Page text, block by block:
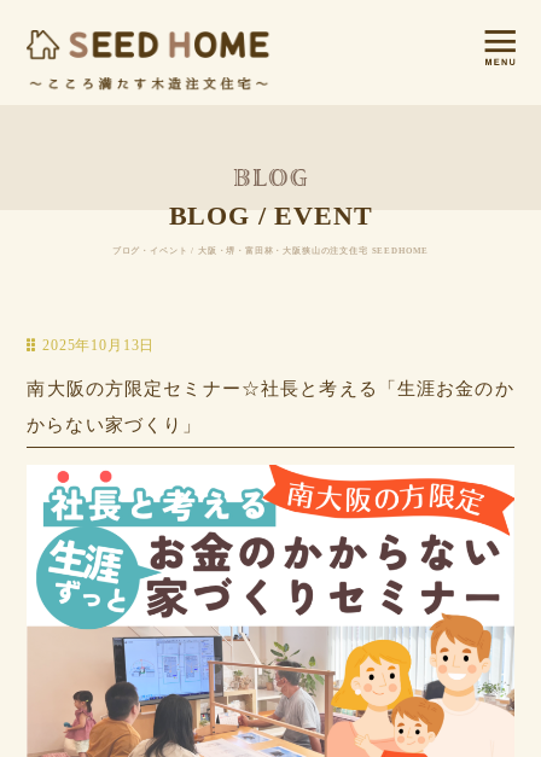
BLOG / EVENT
ブログ・イベント / 大阪・堺・富田林・大阪狭山の注文住宅 SEEDHOME
2025年10月13日
南大阪の方限定セミナー☆社長と考える「生涯お金のか
からない家づくり」